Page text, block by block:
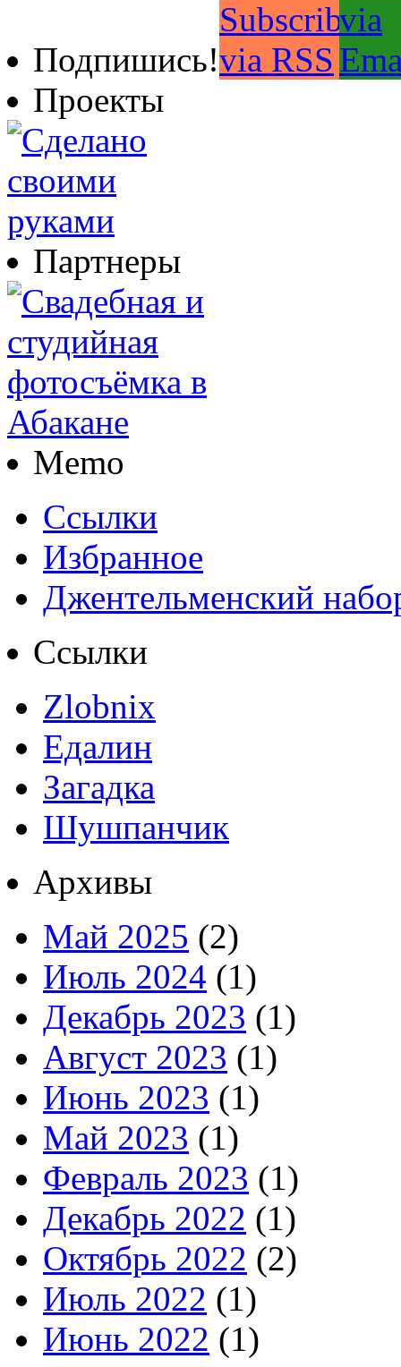
Подпишись!
Проекты
Партнеры
Memo
Ссылки
Избранное
Джентельменский
Ссылки
Zlobnix
Едалин
Загадка
Шушпанчик
Архивы
Май 2025 (2)
Июль 2024 (1)
Декабрь 2023 (1)
Август 2023 (1)
Июнь 2023 (1)
Май 2023 (1)
Февраль 2023 (1)
Декабрь 2022 (1)
Октябрь 2022 (2)
Июль 2022 (1)
Июнь 2022 (1)